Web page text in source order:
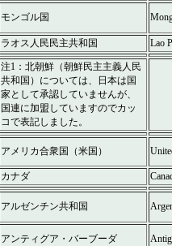
モンゴル国
ラオス人民民主共和国 Lao
注1：北朝鮮（朝鮮民主主義人民
共和国）については、日本は国
家として承認していませんが、
国連に加盟していますのでカッ
コで表記しました。
アメリカ合衆国（米国）
カナダ
アルゼンチン共和国
アンティグア・バーブーダ